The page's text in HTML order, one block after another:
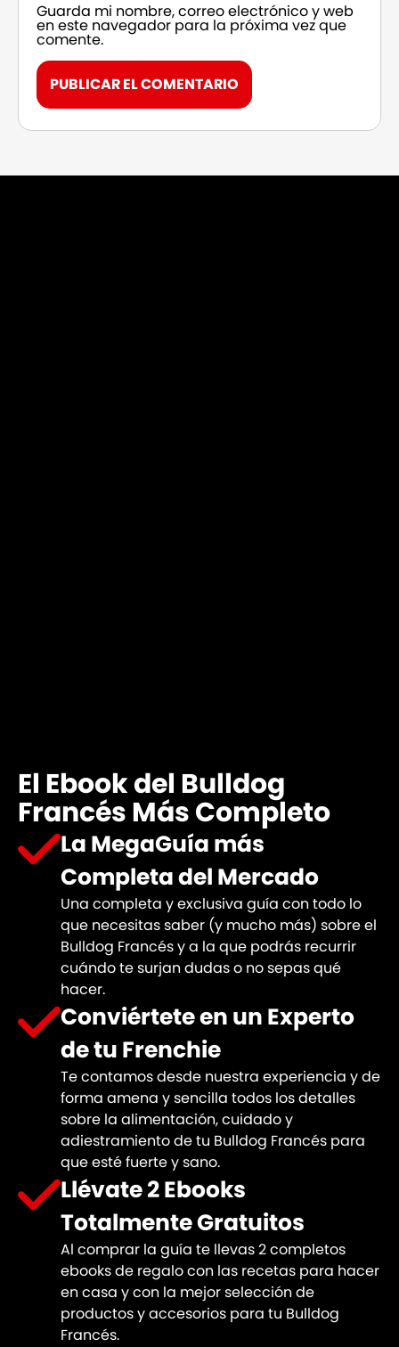
Guarda mi nombre, correo electrónico y web
en este navegador para la próxima vez que
comente.
El Ebook del Bulldog
Francés Más Completo
La MegaGuía más
Completa del Mercado
Una completa y exclusiva guía con todo lo
que necesitas saber (y mucho más) sobre el
Bulldog Francés y a la que podrás recurrir
cuándo te surjan dudas o no sepas qué
hacer.
Conviértete en un Experto
de tu Frenchie
Te contamos desde nuestra experiencia y de
forma amena y sencilla todos los detalles
sobre la alimentación, cuidado y
adiestramiento de tu Bulldog Francés para
que esté fuerte y sano.
Llévate 2 Ebooks
Totalmente Gratuitos
Al comprar la guía te llevas 2 completos
ebooks de regalo con las recetas para hacer
en casa y con la mejor selección de
productos y accesorios para tu Bulldog
Francés.